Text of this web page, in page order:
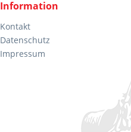
Information
Kontakt
Datenschutz
Impressum